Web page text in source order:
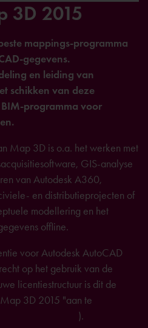
3D 2015
mappings-programma
gegevens.
en leiding van
schikken van deze
programma voor
Map 3D is o.a. het werken met
GIS-analyse
van Autodesk A360,
en distributieprojecten of
modellering en het
offline.
voor Autodesk AutoCAD
op het gebruik van de
licentiestructuur is dit de
3D 2015 "aan te
).